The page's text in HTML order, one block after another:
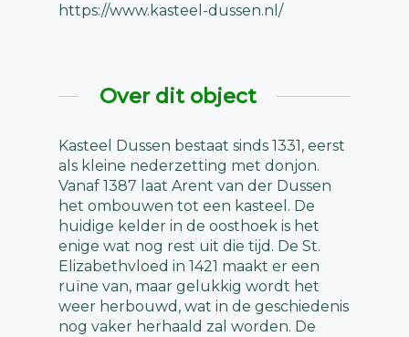
https://www.kasteel-dussen.nl/
Over dit object
Kasteel Dussen bestaat sinds 1331, eerst
als kleine nederzetting met donjon.
Vanaf 1387 laat Arent van der Dussen
het ombouwen tot een kasteel. De
huidige kelder in de oosthoek is het
enige wat nog rest uit die tijd. De St.
Elizabethvloed in 1421 maakt er een
ruïne van, maar gelukkig wordt het
weer herbouwd, wat in de geschiedenis
nog vaker herhaald zal worden. De